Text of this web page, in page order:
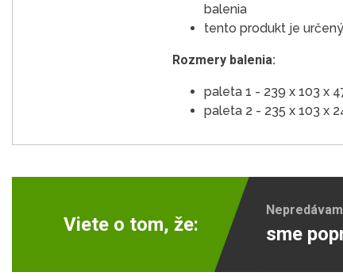
balenia
tento produkt je
Rozmery balenia:
paleta 1 - 239 x 103 x
paleta 2 - 235 x 103 x
Viete o tom, že: sme